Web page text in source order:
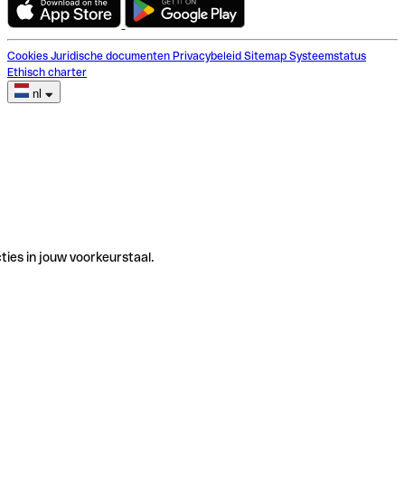
Cookies Juridische documenten Privacybeleid Sitemap Systeemstatus
Ethisch charter
nl
in jouw voorkeurstaal.